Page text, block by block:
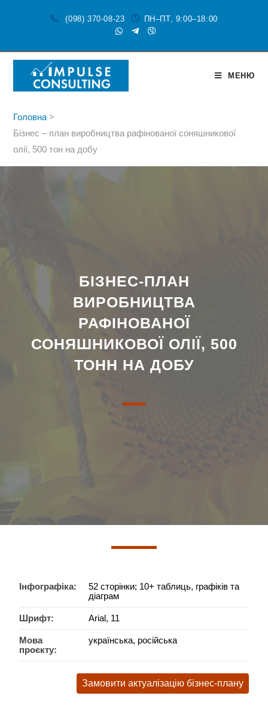
(098) 370-08-23 ПН–ПТ, 9:00–18:00
МЕНЮ
Головна >
Бізнес – план виробництва рафінованої соняшникової
олії, 500 тон на добу
БІЗНЕС-ПЛАН
ВИРОБНИЦТВА
РАФІНОВАНОЇ
СОНЯШНИКОВОЇ ОЛІЇ, 500
ТОНН НА ДОБУ
Інфографіка:
52 сторінки; 10+ таблиць, графіків та
діаграм
Шрифт: Arial, 11
Мова
проєкту:
українська, російська
Замовити актуалізацію бізнес-плану